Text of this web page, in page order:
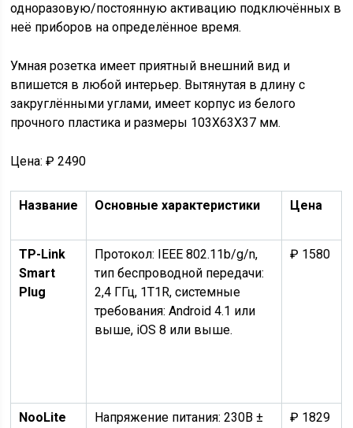
одноразовую/постоянную активацию подключённых в
неё приборов на определённое время.
Умная розетка имеет приятный внешний вид и
впишется в любой интерьер. Вытянутая в длину с
закруглёнными углами, имеет корпус из белого
прочного пластика и размеры 103X63X37 мм.
Цена: ₽ 2490
Название Основные характеристики Цена
TP-Link
Smart
Plug
Протокол: IEEE 802.11b/g/n,
тип беспроводной передачи:
2,4 ГГц, 1T1R, системные
требования: Android 4.1 или
выше, iOS 8 или выше.
₽ 1580
NooLite
Напряжение питания: 230В ±
₽ 1829